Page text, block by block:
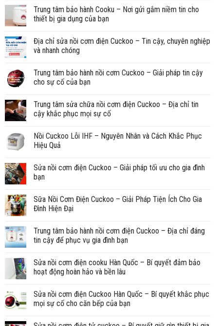
Trung tâm bảo hành Cooku – Nơi gửi gắm niềm tin cho
thiết bị gia dụng của bạn
Địa chỉ sửa nồi cơm điện Cuckoo – Tin cậy, chuyên nghiệp
và nhanh chóng
Trung tâm bảo hành nồi cơm Cuckoo – Giải pháp tin cậy
cho sự cố của bạn
Trung tâm sửa chữa nồi cơm điện Cuckoo – Địa chỉ tin
cậy khắc phục mọi sự cố
Nồi Cuckoo Lỗi IHF – Nguyên Nhân và Cách Khắc Phục
Hiệu Quả
Sửa nồi cơm điện Cuckoo – Giải pháp tối ưu cho gia đình
bạn
Sữa Nồi Cơm Điện Cuckoo – Giải Pháp Tiện Ích Cho Gia
Đình Hiện Đại
Trung tâm bảo hành nồi cơm điện Cuckoo – Địa chỉ đáng
tin cậy để phục vụ gia đình bạn
Sửa nồi cơm điện cooku Hàn Quốc – Bí quyết đảm bảo
hoạt động hoàn hảo và bền lâu
Sửa nồi cơm điện Cuckoo Hàn Quốc – Bí quyết khắc phục
mọi sự cố cho căn bếp của bạn